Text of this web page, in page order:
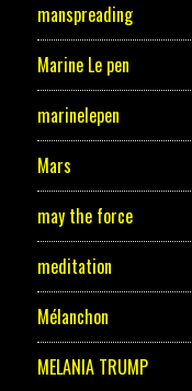
manspreading
Marine Le pen
marinelepen
Mars
may the force
meditation
Mélanchon
MELANIA TRUMP